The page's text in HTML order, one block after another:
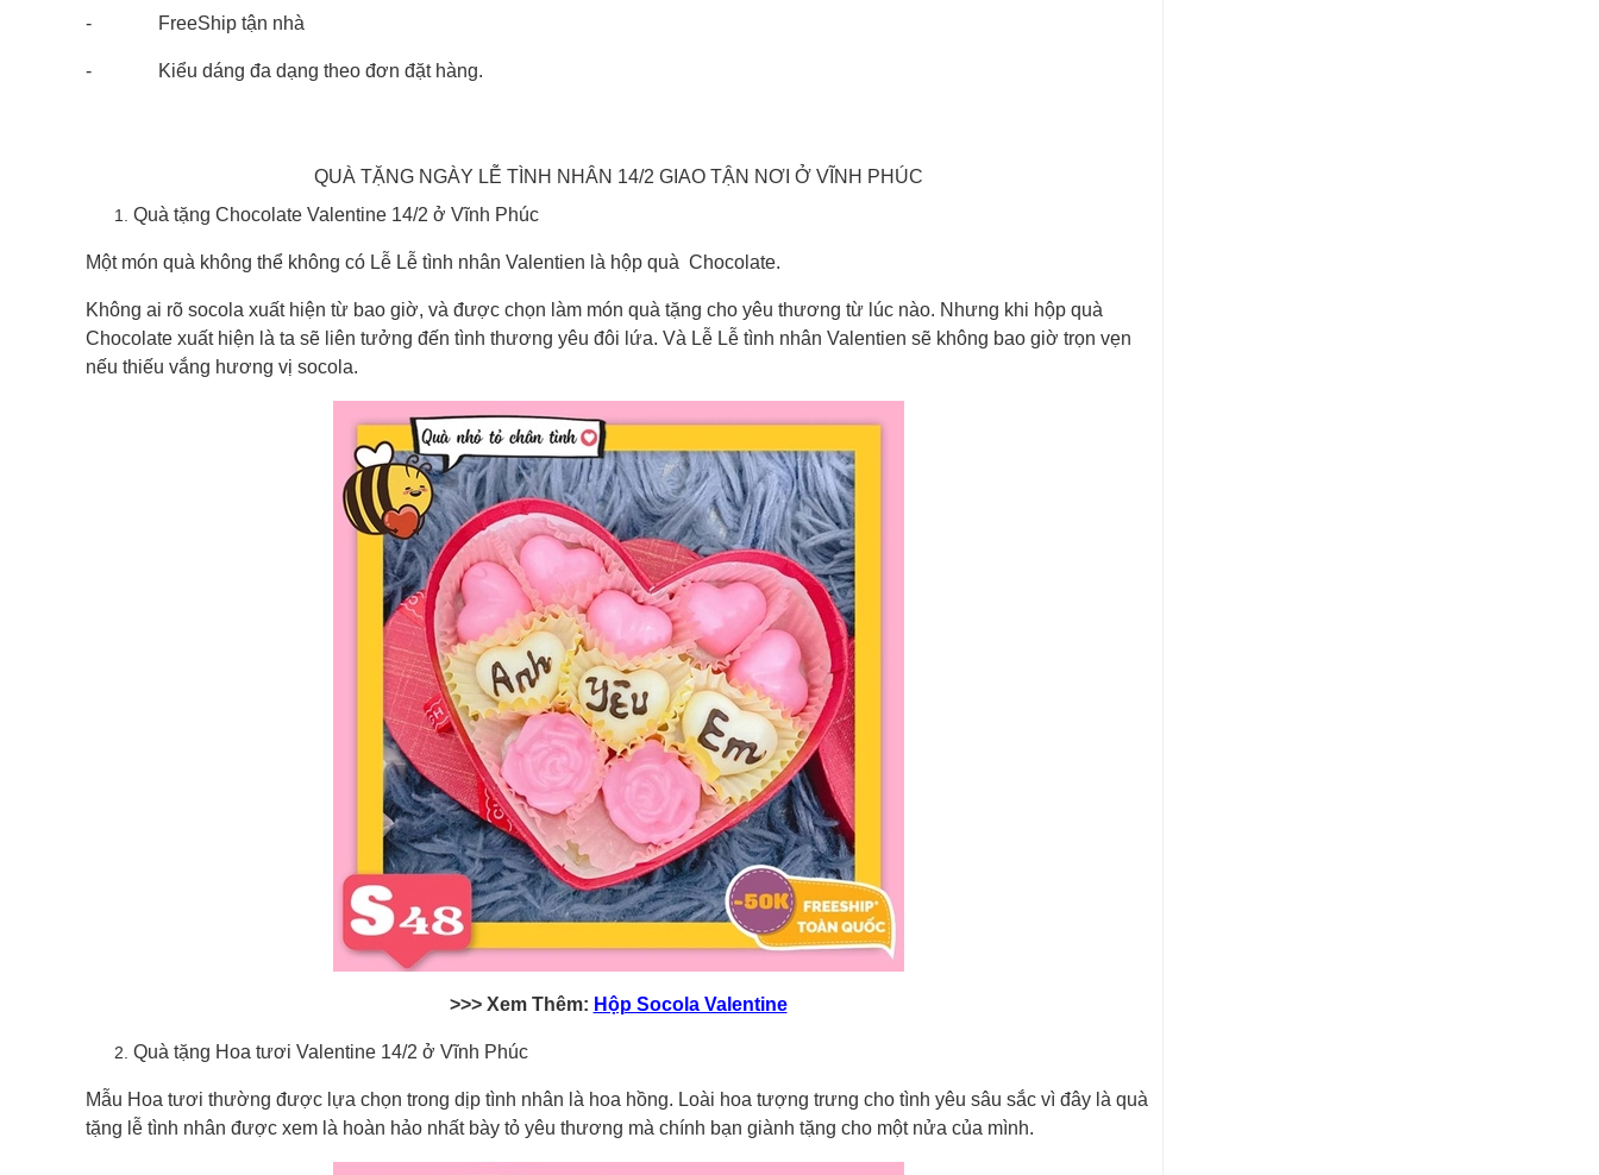
- FreeShip tận nhà
- Kiểu dáng đa dạng theo đơn đặt hàng.
QUÀ TẶNG NGÀY LỄ TÌNH NHÂN 14/2 GIAO TẬN NƠI Ở VĨNH PHÚC
Quà tặng Chocolate Valentine 14/2 ở Vĩnh Phúc
Một món quà không thể không có Lễ Lễ tình nhân Valentien là hộp quà Chocolate.
Không ai rõ socola xuất hiện từ bao giờ, và được chọn làm món quà tặng cho yêu thương từ lúc nào. Nhưng khi hộp quà
Chocolate xuất hiện là ta sẽ liên tưởng đến tình thương yêu đôi lứa. Và Lễ Lễ tình nhân Valentien sẽ không bao giờ trọn vẹn
nếu thiếu vắng hương vị socola.
>>> Xem Thêm: Hộp Socola Valentine
Quà tặng Hoa tươi Valentine 14/2 ở Vĩnh Phúc
Mẫu Hoa tươi thường được lựa chọn trong dịp tình nhân là hoa hồng. Loài hoa tượng trưng cho tình yêu sâu sắc vì đây là quà
tặng lễ tình nhân được xem là hoàn hảo nhất bày tỏ yêu thương mà chính bạn giành tặng cho một nửa của mình.